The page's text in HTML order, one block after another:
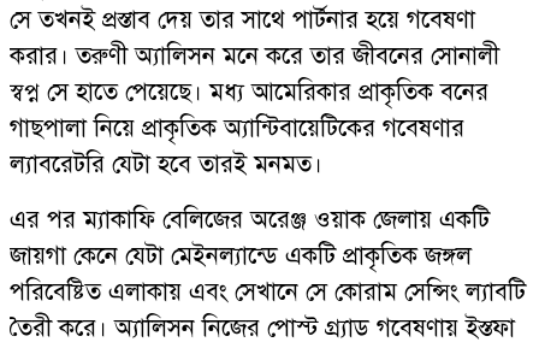
সে তখনই প্রস্তাব দেয় তার সাথে পার্টনার হয়ে গবেষণা
করার। তরুণী অ্যালিসন মনে করে তার জীবনের সোনালী
স্বপ্ন সে হাতে পেয়েছে। মধ্য আমেরিকার প্রাকৃতিক বনের
গাছপালা নিয়ে প্রাকৃতিক অ্যান্টিবায়েটিকের গবেষণার
ল্যাবরেটরি যেটা হবে তারই মনমত।
এর পর ম্যাকাফি বেলিজের অরেঞ্জ ওয়াক জেলায় একটি
জায়গা কেনে যেটা মেইনল্যান্ডে একটি প্রাকৃতিক জঙ্গল
পরিবেষ্টিত এলাকায় এবং সেখানে সে কোরাম সেন্সিং ল্যাবটি
তৈরী করে। অ্যালিসন নিজের পোস্ট গ্র্যাড গবেষণায় ইস্তফা